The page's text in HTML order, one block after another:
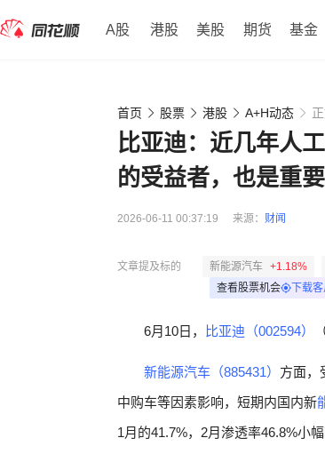
A股 港股 美股 期货 基金
首页 股票 港股 A+H动态
比亚迪：近几年人
的受益者，也是重
2026-06-11 00:37:19 来源： 财闻
文章提及标的 新能源汽车 +1.18%
查看股票机会
下载
6月10日， 比亚迪（002594）
新能源汽车（885431） 方面，
中购车等因素影响，短期内国内新
1月的41.7%，2月渗透率46.8%小